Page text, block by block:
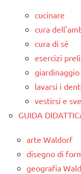
cucinare
cura
cura di sè
esercizi
giardinaggio
lavarsi i
vestirsi e
GUIDA
arte Waldorf
disegno di
geografia